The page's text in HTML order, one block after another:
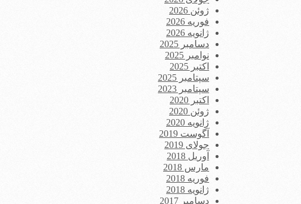
ژوئن 2026
فوریه 2026
ژانویه 2026
دسامبر 2025
نوامبر 2025
اکتبر 2025
سپتامبر 2025
سپتامبر 2023
اکتبر 2020
ژوئن 2020
ژانویه 2020
آگوست 2019
جولای 2019
آوریل 2018
مارس 2018
فوریه 2018
ژانویه 2018
دسامبر 2017